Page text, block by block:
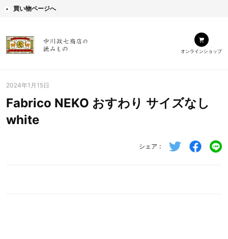
買い物ページへ
オンラインショップ
2024年1月15日
Fabrico NEKO おすわり サイズなし
white
シェア